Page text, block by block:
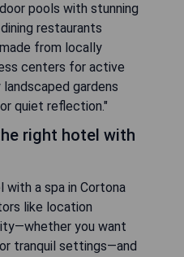
pools with stunning
restaurants
from locally
centers for active
gardens
quiet reflection."
right hotel with
a spa in Cortona
like location
you want
tranquil settings—and